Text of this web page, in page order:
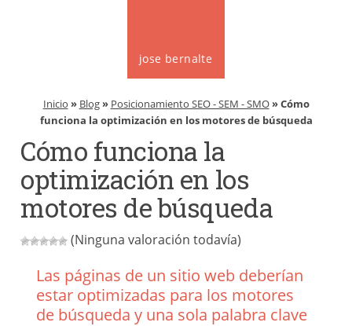
jose bernalte
Inicio » Blog» Posicionamiento SEO - SEM - SMO» Cómo
funciona la optimización en los motores de búsqueda
Cómo funciona la
optimización en los
motores de búsqueda
(Ninguna valoración todavía)
Las páginas de un sitio web deberían
estar optimizadas para los motores
de búsqueda y una sola palabra clave